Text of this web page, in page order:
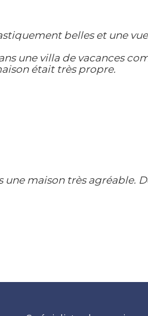
belles et une
une villa de vacances
était très propre.
une maison très agréable.